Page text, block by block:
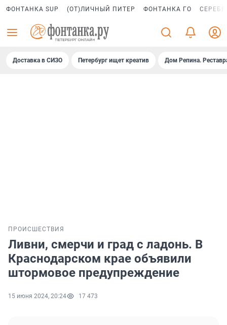
ФОНТАНКА SUP (ОТ)ЛИЧНЫЙ ПИТЕР ФОНТАНКА ГО
Доставка в СИЗО Петербург ищет креатив Дом Репина.
ПРОИСШЕСТВИЯ
Ливни, смерчи и град с ладонь. В
Краснодарском крае объявили
штормовое предупреждение
15 июня 2024, 20:24 17 473